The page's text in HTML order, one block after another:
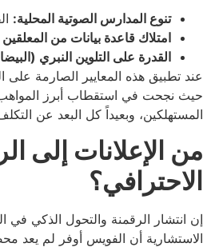
تنوع المدارس الصوتية المحلية:
امتلاك قاعدة بيانات من
القدرة على التلوين النبري
عند تطبيق هذه المعايير الصارمة على
حيث نجحت في استقطاب أبرز المواهب
المستهلكين، وبعيداً كل البعد عن
من الإعلانات إلى
الاحترافي؟
إن انتشار الرقمنة والتحول الذكي
الاستشارية أن الفويس أوفر لم يعد